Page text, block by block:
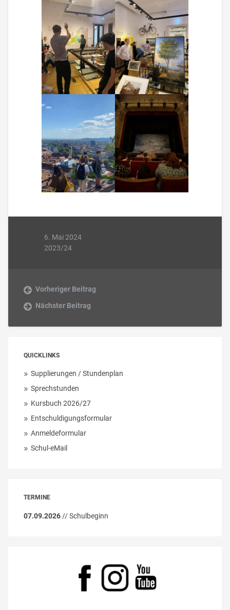
6. Mai 2024
2023/24
Vorheriger Beitrag
Nächster Beitrag
QUICKLINKS
Supplierungen / Stundenplan
Sprechstunden
Kursbuch 2026/27
Entschuldigungsformular
Anmeldeformular
Schul-eMail
TERMINE
07.09.2026 // Schulbeginn